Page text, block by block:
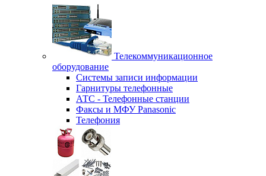
Телекоммуникационное
оборудование
Системы записи информации
Гарнитуры телефонные
АТС - Телефонные станции
Факсы и МФУ Panasonic
Телефония